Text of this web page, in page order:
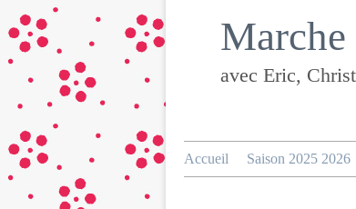
avec Eric,
Accueil Saison 2025 2026